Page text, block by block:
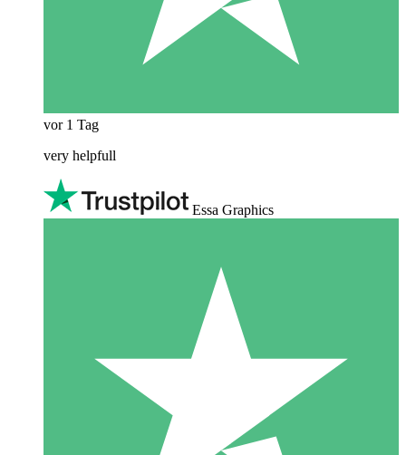
vor 1 Tag
very helpfull
Essa Graphics